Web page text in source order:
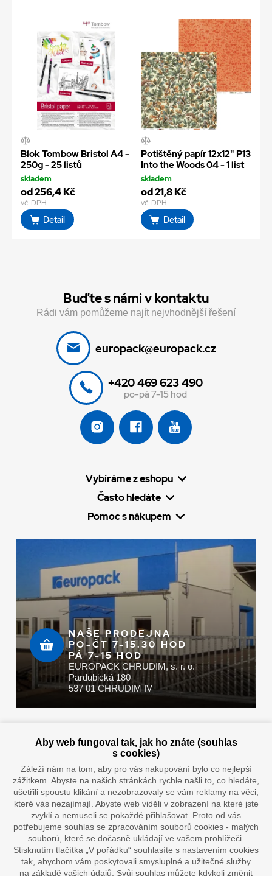
Blok Tombow Bristol A4 -
250g - 25 listů
skladem
od 256,4 Kč
vč. DPH
Detail
Potištěný papír 12x12" P13
Into the Woods 04 - 1 list
skladem
od 21,8 Kč
vč. DPH
Detail
Buďte s námi v kontaktu
Rádi vám pomůžeme najít nejvhodnější řešení
europack@europack.cz
+420 469 623 490
po-pá 7-15 hod
Vybíráme z eshopu
Často hledáte
Pomoc s nákupem
NAŠE PRODEJNA
PO-ČT 7-15.30 HOD
PÁ 7-15 HOD
EUROPACK CHRUDIM, s. r. o.
Pardubická 180
537 01 CHRUDIM IV
Doprava vaším oblíbeným dopravcem
Aby web fungoval tak, jak ho znáte (souhlas
s cookies)
Záleží nám na tom, aby pro vás nakupování bylo co nejlepší
zážitkem. Abyste na našich stránkách rychle našli to, co hledáte,
ušetřili spoustu klikání a nezobrazovaly se vám reklamy na věci,
které vás nezajímají. Abyste web viděli v zobrazení na které jste
zvyklí a nemuseli se pokaždé přihlašovat. Proto od vás
potřebujeme souhlas se zpracováním souborů cookies - malých
souborů, které se dočasně ukládají ve vašem prohlížeči.
Stisknutím tlačítka „V pořádku“ souhlasíte s nastavením cookies
tak, abychom vám poskytovali smysluplné a užitečné služby
na základě vašich údajů. Svůj souhlas můžete kdykoli změnit